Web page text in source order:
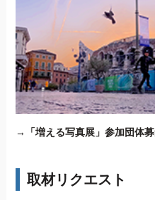
→ 「増える写真展」参加団体
取材リクエスト